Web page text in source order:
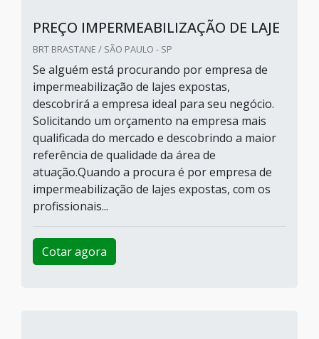
PREÇO IMPERMEABILIZAÇÃO DE LAJE
BRT BRASTANE / SÃO PAULO - SP
Se alguém está procurando por empresa de
impermeabilização de lajes expostas,
descobrirá a empresa ideal para seu negócio.
Solicitando um orçamento na empresa mais
qualificada do mercado e descobrindo a maior
referência de qualidade da área de
atuação.Quando a procura é por empresa de
impermeabilização de lajes expostas, com os
profissionais...
Cotar agora